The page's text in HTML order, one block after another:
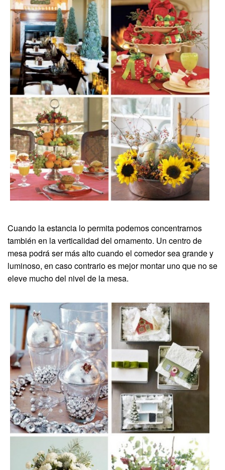
Cuando la estancia lo permita podemos concentrarnos
también en la verticalidad del ornamento. Un centro de
mesa podrá ser más alto cuando el comedor sea grande y
luminoso, en caso contrario es mejor montar uno que no se
eleve mucho del nivel de la mesa.